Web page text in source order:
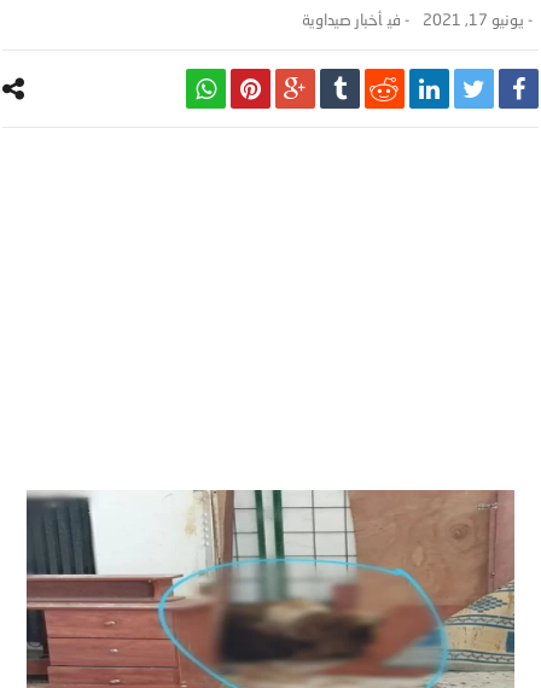
- يونيو 17, 2021 - ‎في أخبار صيداوية